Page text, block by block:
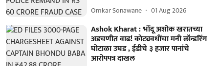
Omkar Sonawane 01 Aug 2026
Ashok Kharat : भोंदू अशोक खरातच्या
अडचणीत वाढ! कोट्यवधींचा मनी लॉन्डरिंग
घोटाळा उघड , ईडीचे ३ हजार पानांचे
आरोपपत्र दाखल